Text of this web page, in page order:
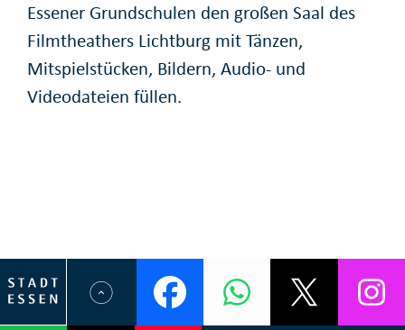
Essener Grundschulen den großen Saal des
Filmtheathers Lichtburg mit Tänzen,
Mitspielstücken, Bildern, Audio- und
Videodateien füllen.